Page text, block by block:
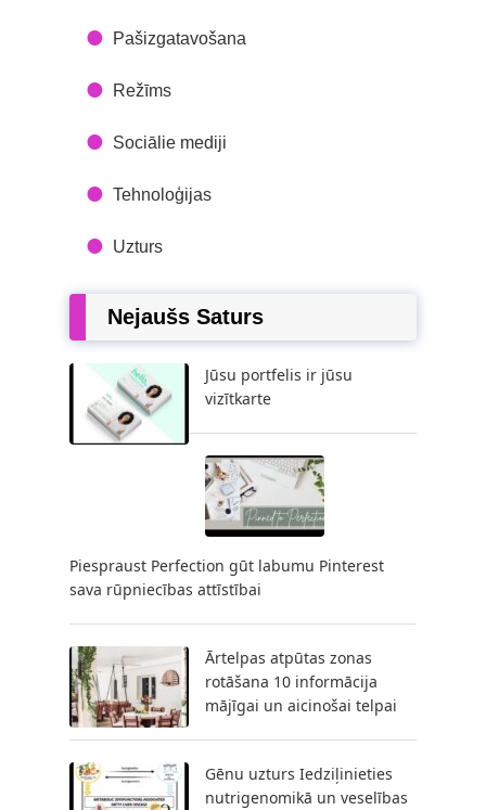
Pašizgatavošana
Režīms
Sociālie mediji
Tehnoloģijas
Uzturs
Nejaušs Saturs
Jūsu portfelis ir jūsu
vizītkarte
Piespraust Perfection gūt labumu Pinterest
sava rūpniecības attīstībai
Ārtelpas atpūtas zonas
rotāšana 10 informācija
mājīgai un aicinošai telpai
Gēnu uzturs Iedziļinieties
nutrigenomikā un veselības